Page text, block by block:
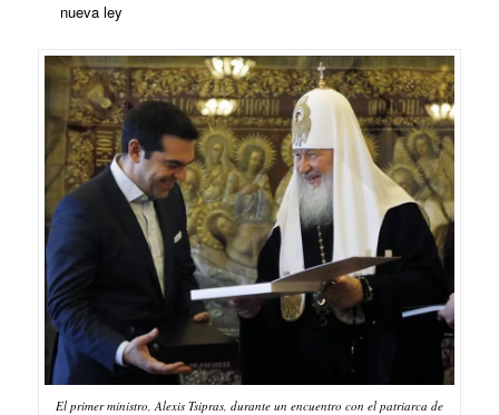
nueva ley
El primer ministro, Alexis Tsipras, durante un encuentro con el patriarca de